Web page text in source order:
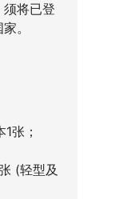
将已登
。
张；
(轻型及